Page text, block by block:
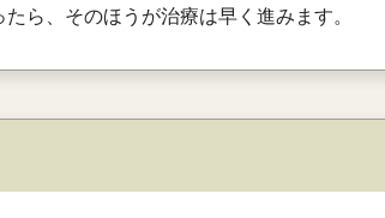
ら、そのほうが治療は早く進みます。